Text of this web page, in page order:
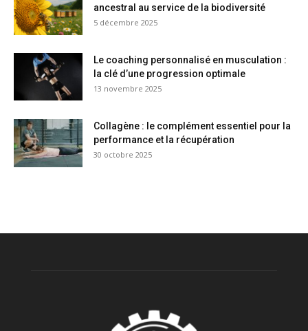
ancestral au service de la biodiversité
5 décembre 2025
Le coaching personnalisé en musculation :
la clé d’une progression optimale
13 novembre 2025
Collagène : le complément essentiel pour la
performance et la récupération
30 octobre 2025